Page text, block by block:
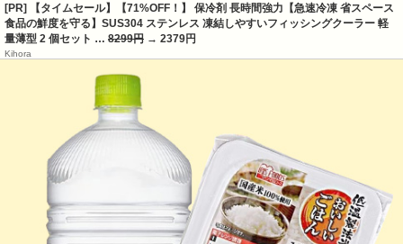
[PR] 【タイムセール】【71%OFF！】 保冷剤 長時間強力【急速冷凍 省スペース
食品の鮮度を守る】SUS304 ステンレス 凍結しやすいフィッシングクーラー 軽
量薄型 2 個セット … 8299円 → 2379円
Kihora